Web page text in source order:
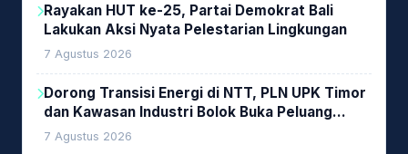
Rayakan HUT ke-25, Partai Demokrat Bali
Lakukan Aksi Nyata Pelestarian Lingkungan
7 Agustus 2026
Dorong Transisi Energi di NTT, PLN UPK Timor
dan Kawasan Industri Bolok Buka Peluang
Investasi Woodchip untuk Cofiring PLTU Bolok
7 Agustus 2026